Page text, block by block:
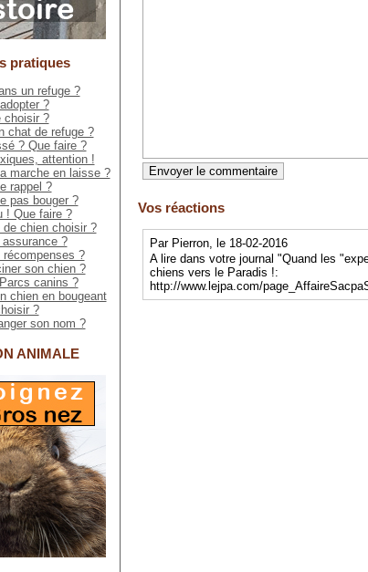
pratiques
un refuge ?
?
choisir ?
chat de refuge ?
? Que faire ?
attention !
marche en laisse ?
rappel ?
pas bouger ?
! Que faire ?
de chien choisir ?
?
récompenses ?
son chien ?
canins ?
chien en bougeant
?
son nom ?
ANIMALE
Vos réactions
Par Pierron, le 18-02-2016
A lire dans votre journal "Quand les
chiens vers le Paradis !:
http://www.lejpa.com/